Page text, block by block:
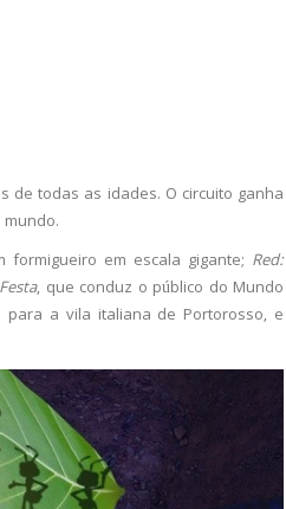
de todas as idades. O circuito ganha
formigueiro em escala gigante; Red:
, que conduz o público do Mundo
a vila italiana de Portorosso, e